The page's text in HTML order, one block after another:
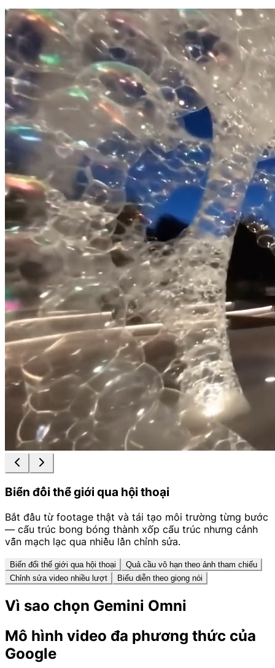
Biến đổi thế giới qua hội thoại
Bắt đầu từ footage thật và tái tạo môi trường từng bước
— cấu trúc bong bóng thành xốp cấu trúc nhưng cảnh
vẫn mạch lạc qua nhiều lần chỉnh sửa.
Biến đổi thế giới qua hội thoại
Quả cầu vô hạn theo ảnh tham chiếu
Chỉnh sửa video nhiều lượt
Biểu diễn theo giọng nói
Vì sao chọn Gemini Omni
Mô hình video đa phương thức của
Google